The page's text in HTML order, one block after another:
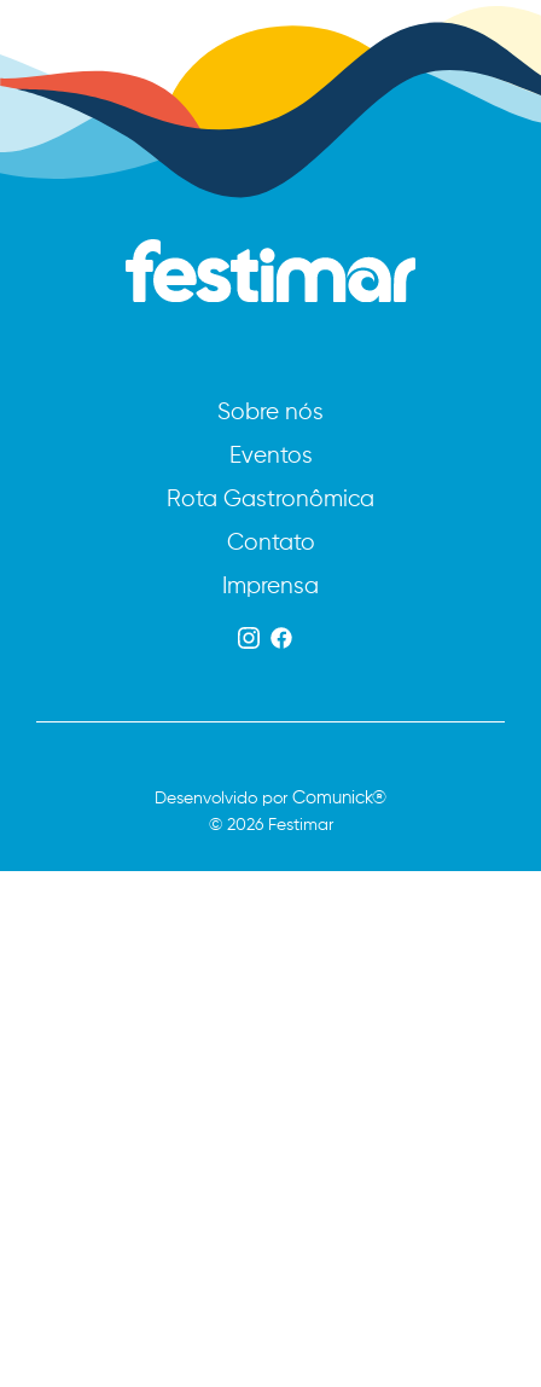
Sobre nós
Eventos
Rota Gastronômica
Contato
Imprensa
© 2026 Festimar
Desenvolvido porComunick®